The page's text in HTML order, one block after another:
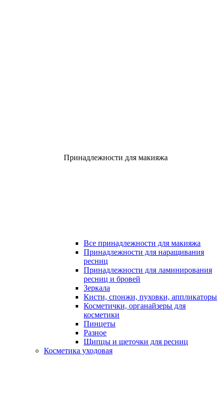
Принадлежности для макияжа
Все принадлежности для макияжа
Принадлежности для наращивания
ресниц
Принадлежности для ламинирования
ресниц и бровей
Зеркала
Кисти, спонжи, пуховки, аппликаторы
Косметички, органайзеры для
косметики
Пинцеты
Разное
Щипцы и щеточки для ресниц
Косметика уходовая